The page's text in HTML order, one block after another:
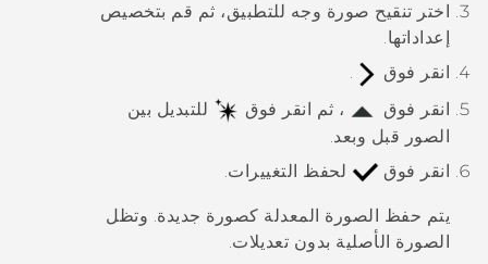
اختر تنقيح صورة وجه للتطبيق، ثم قم بتخصيص
إعداداتها.
انقر فوق
.
انقر فوق
، ثم انقر فوق
للتبديل بين
الصور قبل وبعد.
انقر فوق
لحفظ التغييرات.
يتم حفظ الصورة المعدلة كصورة جديدة. وتظل
الصورة الأصلية بدون تعديلات.